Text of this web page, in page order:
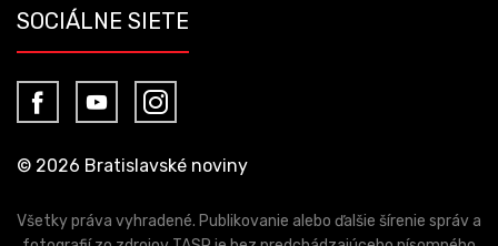
SOCIÁLNE SIETE
© 2026 Bratislavské noviny
Všetky práva vyhradené. Publikovanie alebo ďalšie šírenie správ a